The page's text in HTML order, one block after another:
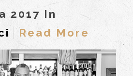
2017 In
Read More